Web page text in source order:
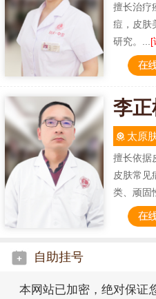
擅长治疗
痘，皮肤
研究。... [
李正
太原
擅长依据
皮肤常见
类、顽固
自助挂号
本网站已加密，绝对保证